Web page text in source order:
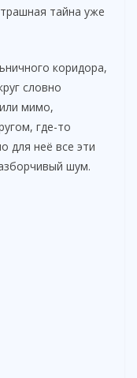
тайна уже
коридора,
словно
мимо,
где-то
для неё все эти
шум.